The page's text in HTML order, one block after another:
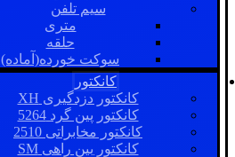
سیم تلفن
متری
حلقه
سوکت خورده(آماده)
کانکتور
کانکتور دزدگیری XH
کانکتور پین گرد 5264
کانکتور مخابراتی 2510
کانکتور بین راهی SM